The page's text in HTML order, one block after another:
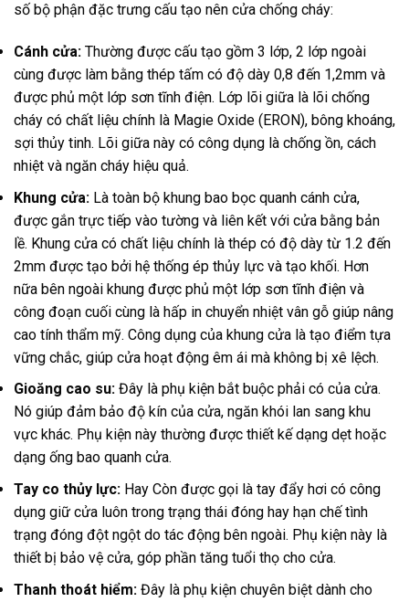
số bộ phận đặc trưng cấu tạo nên cửa chống cháy:
Cánh cửa: Thường được cấu tạo gồm 3 lớp, 2 lớp ngoài
cùng được làm bằng thép tấm có độ dày 0,8 đến 1,2mm và
được phủ một lớp sơn tĩnh điện. Lớp lõi giữa là lõi chống
cháy có chất liệu chính là Magie Oxide (ERON), bông khoáng,
sợi thủy tinh. Lõi giữa này có công dụng là chống ồn, cách
nhiệt và ngăn cháy hiệu quả.
Khung cửa: Là toàn bộ khung bao bọc quanh cánh cửa,
được gắn trực tiếp vào tường và liên kết với cửa bằng bản
lề. Khung cửa có chất liệu chính là thép có độ dày từ 1.2 đến
2mm được tạo bởi hệ thống ép thủy lực và tạo khối. Hơn
nữa bên ngoài khung được phủ một lớp sơn tĩnh điện và
công đoạn cuối cùng là hấp in chuyển nhiệt vân gỗ giúp nâng
cao tính thẩm mỹ. Công dụng của khung cửa là tạo điểm tựa
vững chắc, giúp cửa hoạt động êm ái mà không bị xê lệch.
Gioăng cao su: Đây là phụ kiện bắt buộc phải có của cửa.
Nó giúp đảm bảo độ kín của cửa, ngăn khói lan sang khu
vực khác. Phụ kiện này thường được thiết kế dạng dẹt hoặc
dạng ống bao quanh cửa.
Tay co thủy lực: Hay Còn được gọi là tay đẩy hơi có công
dụng giữ cửa luôn trong trạng thái đóng hay hạn chế tình
trạng đóng đột ngột do tác động bên ngoài. Phụ kiện này là
thiết bị bảo vệ cửa, góp phần tăng tuổi thọ cho cửa.
Thanh thoát hiểm: Đây là phụ kiện chuyên biệt dành cho